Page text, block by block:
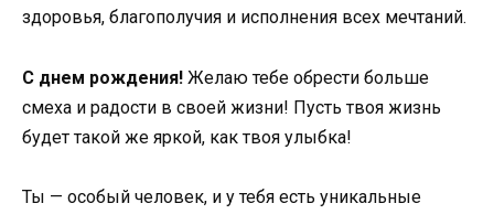
здоровья, благополучия и исполнения всех мечтаний.
С днем рождения! Желаю тебе обрести больше
смеха и радости в своей жизни! Пусть твоя жизнь
будет такой же яркой, как твоя улыбка!
Ты — особый человек, и у тебя есть уникальные